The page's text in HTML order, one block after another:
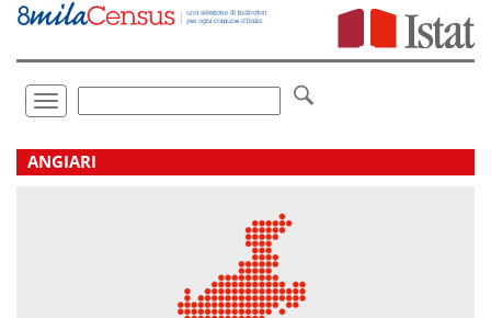
Vai
direttamente
Toggle
navigation
.
ANGIARI